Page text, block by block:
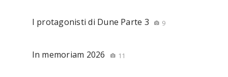
I protagonisti di Dune Parte 3 9
In memoriam 2026 11